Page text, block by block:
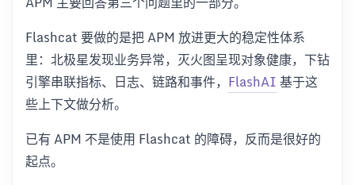
Flashcat 要做的是把 APM 放进更大的稳定性体系
里：北极星发现业务异常，灭火图呈现对象健康，下钻
引擎串联指标、日志、链路和事件， FlashAI基于这
些上下文做分析。
已有 APM 不是使用 Flashcat 的障碍，反而是很好的
起点。